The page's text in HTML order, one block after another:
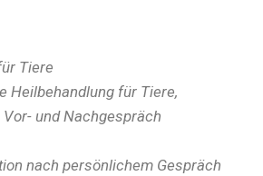
Tiere
Heilbehandlung für Tiere,
und Nachgespräch
nach persönlichem Gespräch